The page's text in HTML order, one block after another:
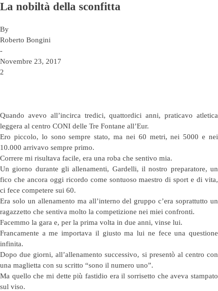
La nobiltà della sconfitta
By
Roberto Bongini
-
Novembre 23, 2017
2
Quando avevo all’incirca tredici, quattordici anni, praticavo atletica
leggera al centro CONI delle Tre Fontane all’Eur.
Ero piccolo, lo sono sempre stato, ma nei 60 metri, nei 5000 e nei
10.000 arrivavo sempre primo.
Correre mi risultava facile, era una roba che sentivo mia.
Un giorno durante gli allenamenti, Gardelli, il nostro preparatore, un
fico che ancora oggi ricordo come sontuoso maestro di sport e di vita,
ci fece competere sui 60.
Era solo un allenamento ma all’interno del gruppo c’era soprattutto un
ragazzetto che sentiva molto la competizione nei miei confronti.
Facemmo la gara e, per la prima volta in due anni, vinse lui.
Francamente a me importava il giusto ma lui ne fece una questione
infinita.
Dopo due giorni, all’allenamento successivo, si presentò al centro con
una maglietta con su scritto “sono il numero uno”.
Ma quello che mi dette più fastidio era il sorrisetto che aveva stampato
sul viso.